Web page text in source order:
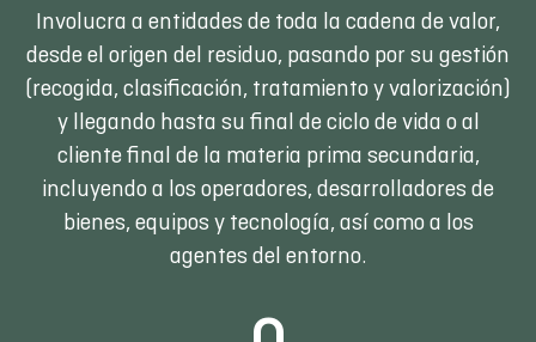
Involucra a entidades de toda la cadena de valor,
desde el origen del residuo, pasando por su gestión
(recogida, clasificación, tratamiento y valorización)
y llegando hasta su final de ciclo de vida o al
cliente final de la materia prima secundaria,
incluyendo a los operadores, desarrolladores de
bienes, equipos y tecnología, así como a los
agentes del entorno.